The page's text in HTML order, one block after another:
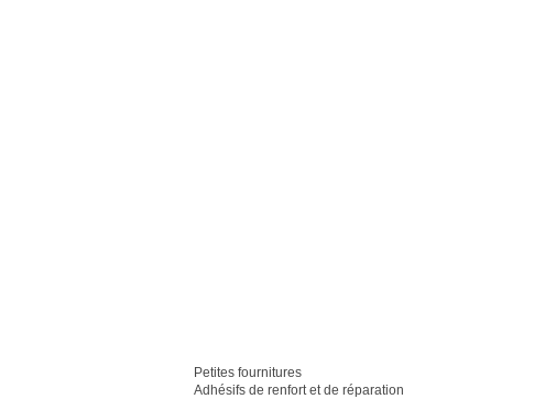
Petites fournitures
Adhésifs de renfort et de réparation